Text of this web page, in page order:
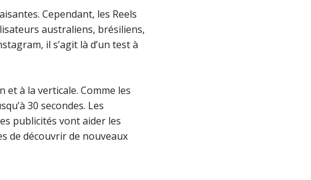
Cependant, les Reels
australiens, brésiliens,
il s’agit là d’un test à
à la verticale. Comme les
30 secondes. Les
publicités vont aider les
de découvrir de nouveaux